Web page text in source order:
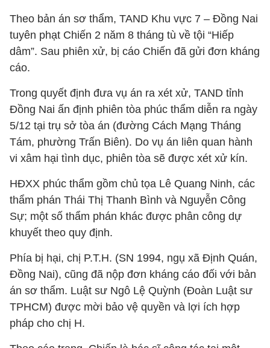
Theo bản án sơ thẩm, TAND Khu vực 7 – Đồng Nai
tuyên phạt Chiến 2 năm 8 tháng tù về tội “Hiếp
dâm”. Sau phiên xử, bị cáo Chiến đã gửi đơn kháng
cáo.
Trong quyết định đưa vụ án ra xét xử, TAND tỉnh
Đồng Nai ấn định phiên tòa phúc thẩm diễn ra ngày
5/12 tại trụ sở tòa án (đường Cách Mạng Tháng
Tám, phường Trấn Biên). Do vụ án liên quan hành
vi xâm hại tình dục, phiên tòa sẽ được xét xử kín.
HĐXX phúc thẩm gồm chủ tọa Lê Quang Ninh, các
thẩm phán Thái Thị Thanh Bình và Nguyễn Công
Sự; một số thẩm phán khác được phân công dự
khuyết theo quy định.
Phía bị hại, chị P.T.H. (SN 1994, ngụ xã Định Quán,
Đồng Nai), cũng đã nộp đơn kháng cáo đối với bản
án sơ thẩm. Luật sư Ngô Lệ Quỳnh (Đoàn Luật sư
TPHCM) được mời bảo vệ quyền và lợi ích hợp
pháp cho chị H.